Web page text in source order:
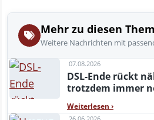
Mehr zu diesen
Weitere Nachrichten mit
07.08.2026
DSL-Ende rückt
trotzdem immer
Weiterlesen ›